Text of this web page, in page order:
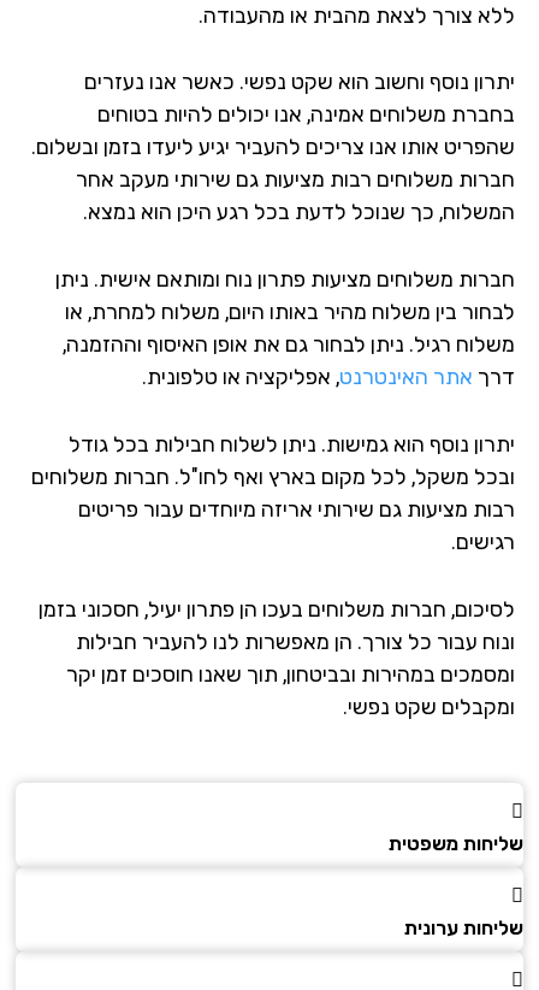
צורך לצאת מהבית או מהעבודה.
נוסף וחשוב הוא שקט נפשי. כאשר אנו נעזרים
משלוחים אמינה, אנו יכולים להיות בטוחים
אותו אנו צריכים להעביר יגיע ליעדו בזמן ובשלום.
משלוחים רבות מציעות גם שירותי מעקב אחר
כך שנוכל לדעת בכל רגע היכן הוא נמצא.
משלוחים מציעות פתרון נוח ומותאם אישית. ניתן
בין משלוח מהיר באותו היום, משלוח למחרת, או
רגיל. ניתן לבחור גם את אופן האיסוף וההזמנה,
אתר האינטרנט, אפליקציה או טלפונית.
נוסף הוא גמישות. ניתן לשלוח חבילות בכל גודל
משקל, לכל מקום בארץ ואף לחו"ל. חברות משלוחים
מציעות גם שירותי אריזה מיוחדים עבור פריטים
חברות משלוחים בעכו הן פתרון יעיל, חסכוני בזמן
עבור כל צורך. הן מאפשרות לנו להעביר חבילות
במהירות ובביטחון, תוך שאנו חוסכים זמן יקר
שקט נפשי.
משפטית
ערונית